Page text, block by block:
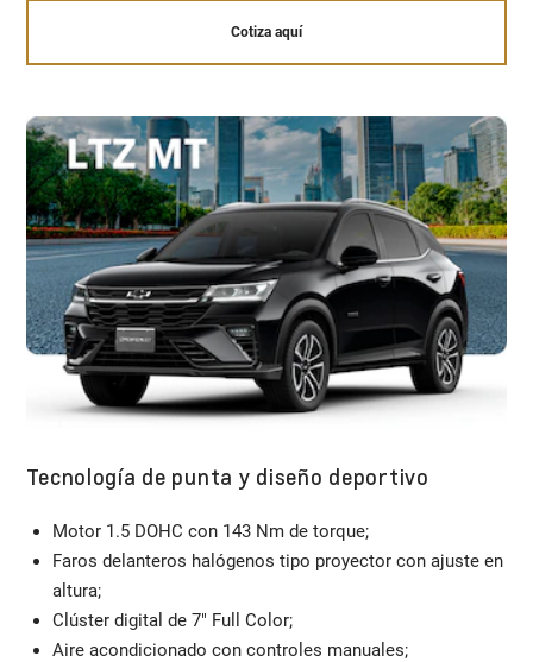
Cotiza aquí
Tecnología de punta y diseño deportivo
Motor 1.5 DOHC con 143 Nm de torque;
Faros delanteros halógenos tipo proyector con ajuste en
altura;​
Clúster digital de 7" Full Color;​
Aire acondicionado con controles manuales;​